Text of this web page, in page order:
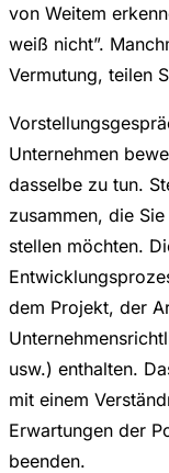
von Weitem
weiß nicht”.
Vermutung, teilen
Unternehmen
dasselbe zu tun.
zusammen, die
stellen möchten.
dem Projekt, der
usw.) enthalten.
mit einem
Erwartungen der
beenden.